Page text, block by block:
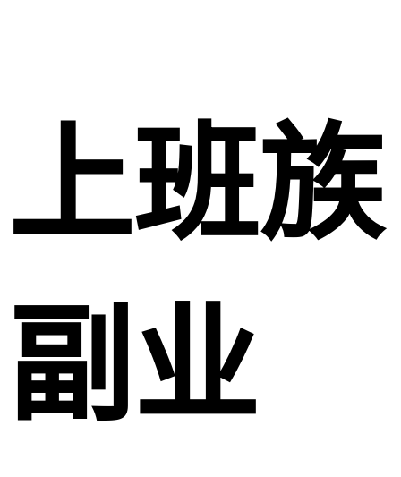
上班族
副业